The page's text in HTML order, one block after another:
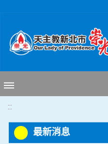
:::
最新消息